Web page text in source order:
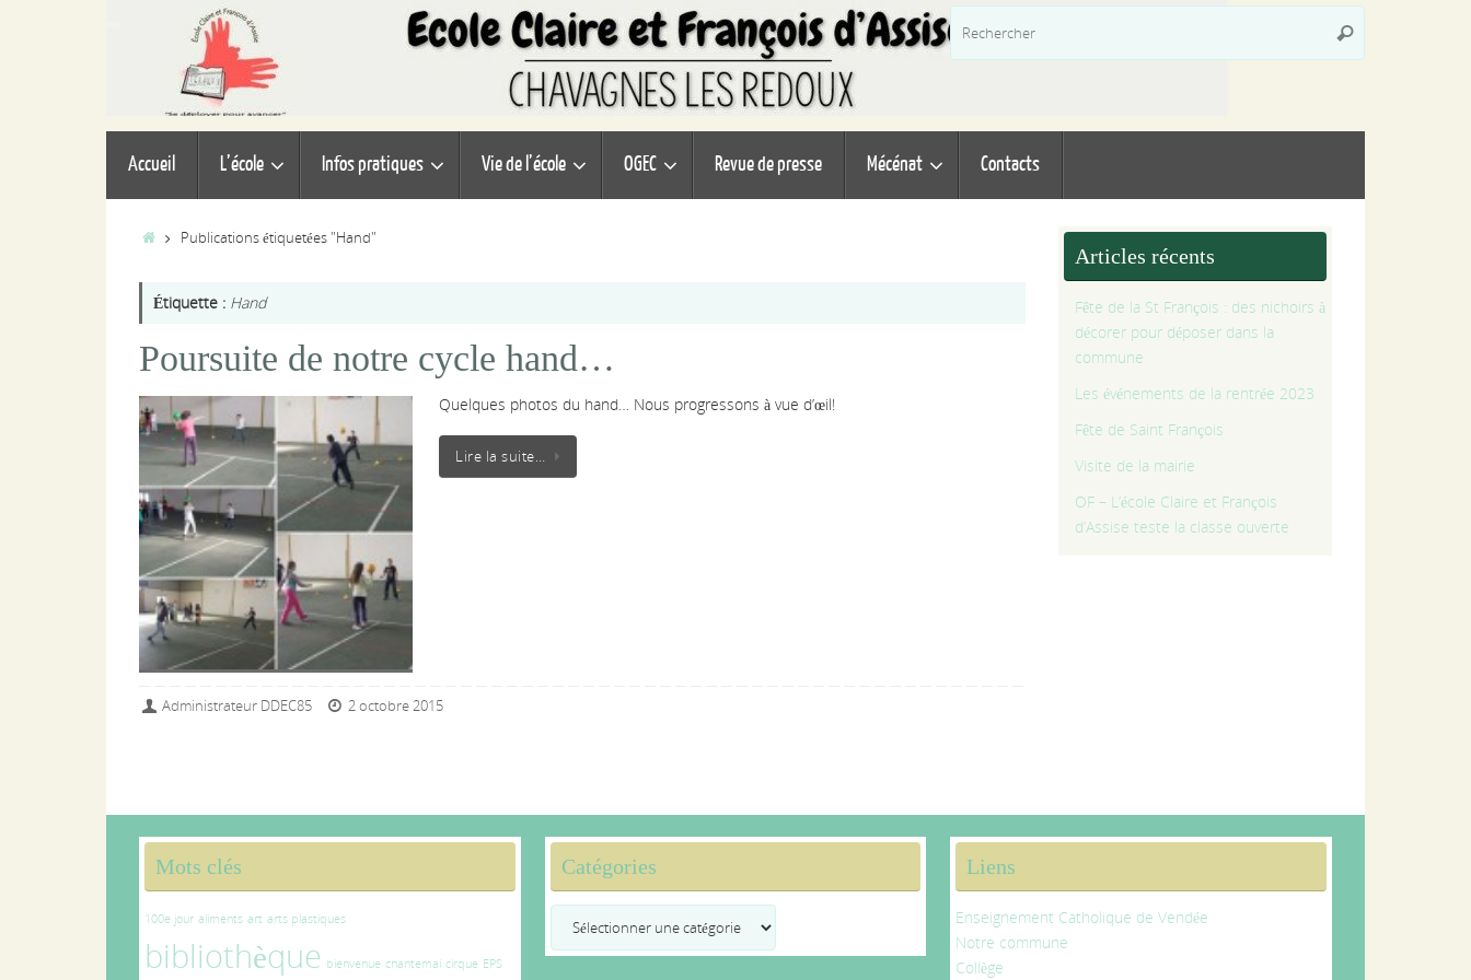
Rechercher
Accueil L’école Infos pratiques Vie de l’école OGEC Revue de presse Mécénat Contacts
AccueilPublications étiquetées "Hand"
Étiquette : Hand
Poursuite de notre cycle hand…
Quelques photos du hand… Nous progressons à vue d’œil!
Lire la suite…
Administrateur DDEC85 2 octobre 2015
Articles récents
Fête de la St François : des nichoirs à
décorer pour déposer dans la
commune
Les événements de la rentrée 2023
Fête de Saint François
Visite de la mairie
OF – L’école Claire et François
d’Assise teste la classe ouverte
Mots clés
100e jour aliments art arts plastiques
bibliothèque bienvenue chantemai cirque EPS
Catégories Liens
Enseignement Catholique de Vendée
Notre commune
Collège